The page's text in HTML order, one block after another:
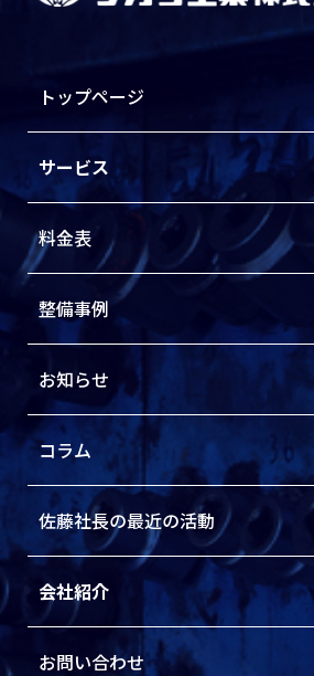
トップページ
サービス
料金表
整備事例
お知らせ
コラム
佐藤社長の最近の活動
会社紹介
お問い合わせ